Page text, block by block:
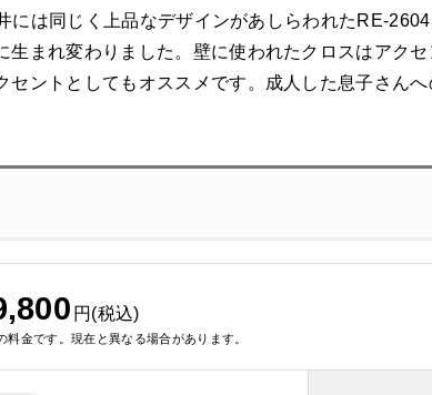
には同じく上品なデザインがあしらわれたRE-
生まれ変わりました。壁に使われたクロスはアク
セントとしてもオススメです。成人した息子さんへ
円(税込)
料金です。現在と異なる場合があります。